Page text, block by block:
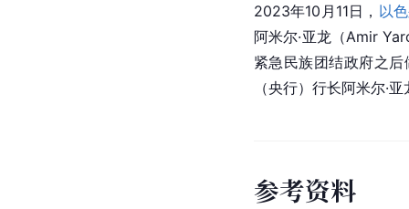
2023年10月11日， 以
阿米尔·亚龙（Amir
紧急民族团结政府之后
（央行）行长阿米尔·
参考资料